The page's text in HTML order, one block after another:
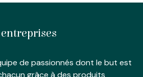
de passionnés dont le but est
grâce à des produits